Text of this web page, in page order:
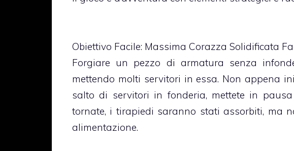
Obiettivo Facile: Massima Corazza Solidificata
Forgiare un pezzo di armatura senza
mettendo molti servitori in essa. Non appena
salto di servitori in fonderia, mettete in
tornate, i tirapiedi saranno stati assorbiti, ma
alimentazione.